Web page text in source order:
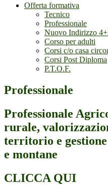
Offerta formativa
Tecnico
Professionale
Nuovo Indirizzo
Corso per adulti
Corsi c/o casa
Corsi Post Diploma
P.T.O.F.
Professionale
Professionale
rurale,
territorio e
e montane
CLICCA QUI